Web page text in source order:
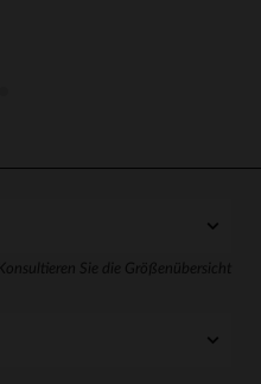
Konsultieren Sie die Größenübersicht